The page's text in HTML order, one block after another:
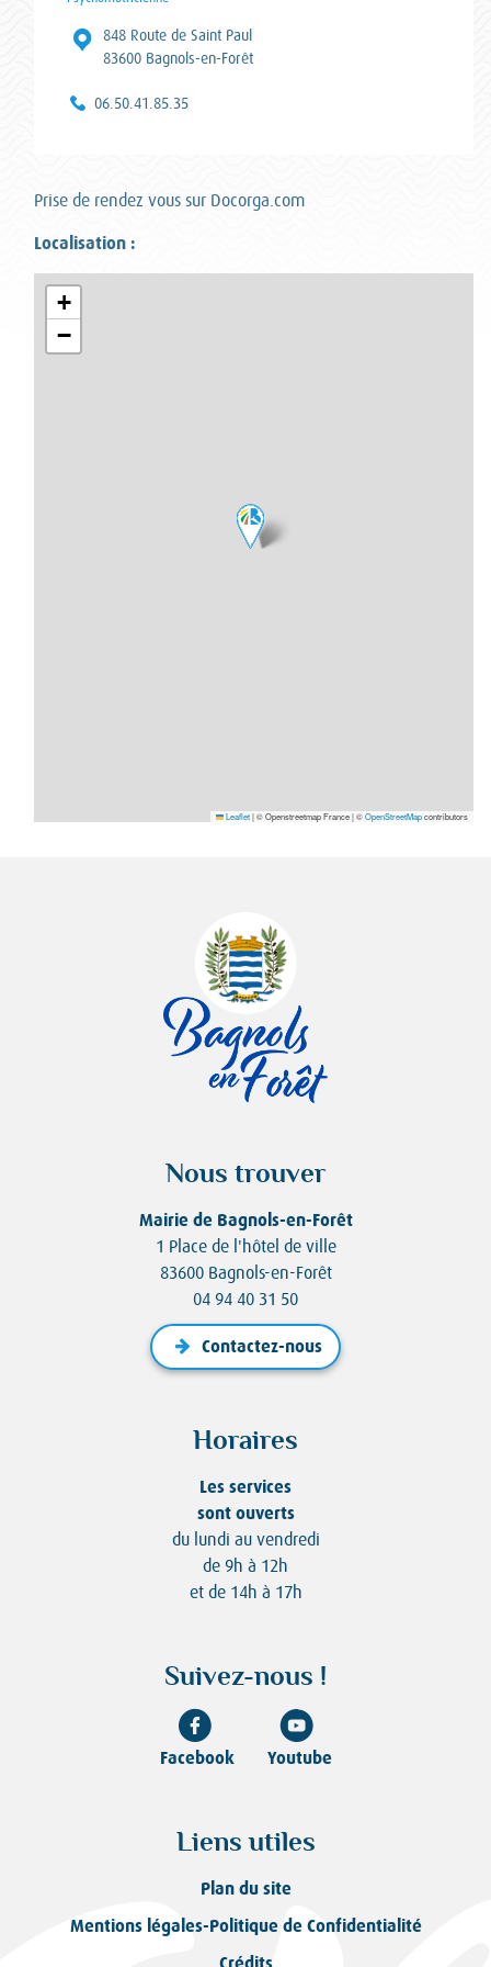
Adresse :848 Route de Saint Paul
83600 Bagnols-en-Forêt
Téléphone :
06.50.41.85.35
Prise de rendez vous sur Docorga.com
Localisation :
+
−
Leaflet|© Openstreetmap France | ©OpenStreetMapcontributors
Nous trouver
Mairie de Bagnols-en-Forêt
1 Place de l'hôtel de ville
83600 Bagnols-en-Forêt
04 94 40 31 50
Contactez-nous
Horaires
Les services
sont ouverts
du lundi au vendredi
de 9h à 12h
et de 14h à 17h
Suivez-nous !
Facebook Youtube
Liens utiles
Plan du site
Mentions légales-Politique de Confidentialité
Crédits